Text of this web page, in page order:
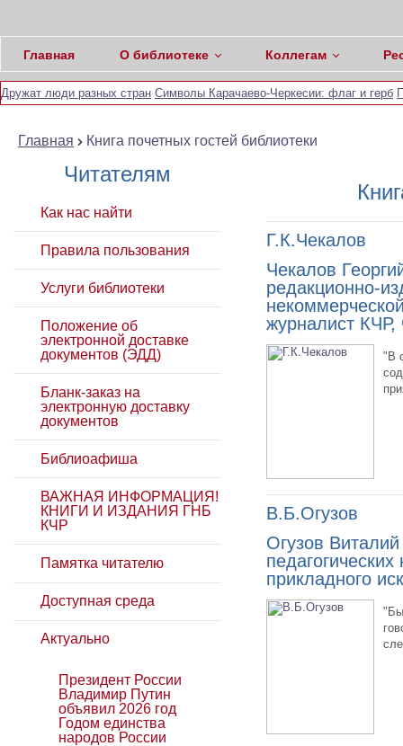
Главная О библиотеке Коллегам
Дружат люди разных стран Символы Карачаево-Черкесии: флаг и герб
Главная Книга почетных гостей библиотеки
Читателям
Как нас найти
Правила пользования
Услуги библиотеки
Положение об
электронной доставке
документов (ЭДД)
Бланк-заказ на
электронную доставку
документов
Библиоафиша
ВАЖНАЯ ИНФОРМАЦИЯ!
КНИГИ И ИЗДАНИЯ ГНБ
КЧР
Памятка читателю
Доступная среда
Актуально
Президент России
Владимир Путин
объявил 2026 год
Годом единства
народов России
Г.К.Чекалов
Чекалов
редакционно-
журналист
"В
В.Б.Огузов
Огузов
прикладного